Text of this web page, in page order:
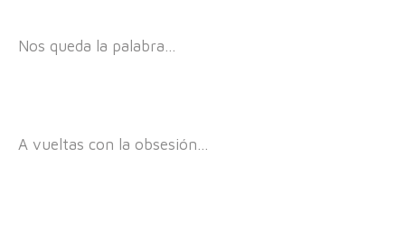
Nos queda la palabra…
A vueltas con la obsesión…